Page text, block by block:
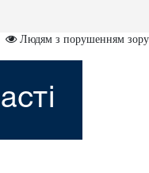
Людям з порушенням зору